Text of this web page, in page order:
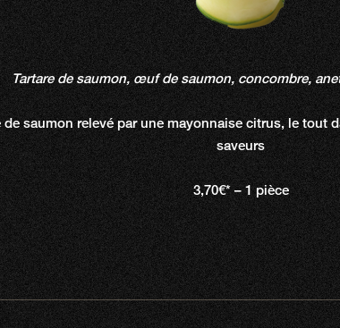
Tartare de saumon, œuf de saumon, concombre,
de saumon relevé par une mayonnaise citrus, le tout
saveurs
3,70€* – 1 pièce